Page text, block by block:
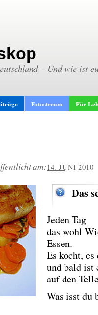
– Und wie ist
Fotostream Für
am:14. JUNI 2010
Das
Jeden Tag
das wohl
Essen.
Es kocht,
und bald ist
auf den
Was isst du